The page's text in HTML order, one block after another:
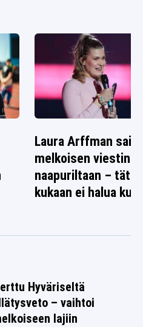
Laura Arffman sai
melkoisen viestin
naapuriltaan – tätä
kukaan ei halua
Hyväriseltä
– vaihtoi
lajiin